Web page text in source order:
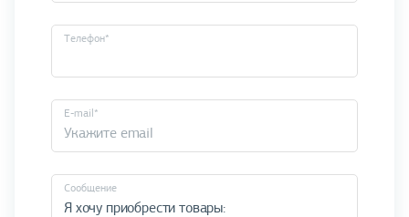
Телефон*
E-mail*
Cообщение